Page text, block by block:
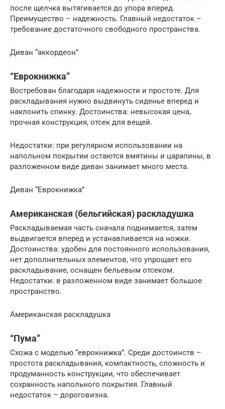
после щелчка вытягивается до упора вперед.
Преимущество – надежность. Главный недостаток –
требование достаточного свободного пространства.
Диван “аккордеон”
“Еврокнижка”
Востребован благодаря надежности и простоте. Для
раскладывания нужно выдвинуть сиденье вперед и
наклонить спинку. Достоинства: невысокая цена,
прочная конструкция, отсек для вещей.
Недостатки: при регулярном использовании на
напольном покрытии остаются вмятины и царапины, в
разложенном виде диван занимает много места.
Диван “Еврокнижка”
Американская (бельгийская) раскладушка
Раскладываемая часть сначала поднимается, затем
выдвигается вперед и устанавливается на ножки.
Достоинства: удобен для постоянного использования,
нет дополнительных элементов, что упрощает его
раскладывание, оснащен бельевым отсеком.
Недостатки: в разложенном виде занимает большое
пространство.
Американская раскладушка
“Пума”
Схожа с моделью “еврокнижка”. Среди достоинств –
простота раскладывания, компактность, сложность и
продуманность конструкции, что обеспечивает
сохранность напольного покрытия. Главный
недостаток – дороговизна.